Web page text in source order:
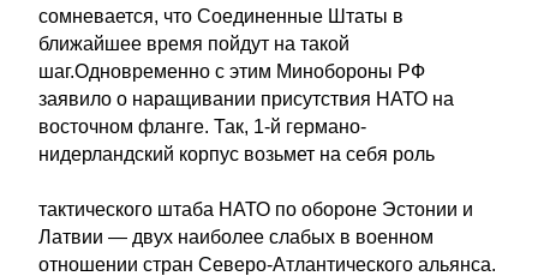
сомневается, что Соединенные Штаты в
ближайшее время пойдут на такой
шаг.Одновременно с этим Минобороны РФ
заявило о наращивании присутствия НАТО на
восточном фланге. Так, 1-й германо-
нидерландский корпус возьмет на себя роль
тактического штаба НАТО по обороне Эстонии и
Латвии — двух наиболее слабых в военном
отношении стран Северо-Атлантического альянса.